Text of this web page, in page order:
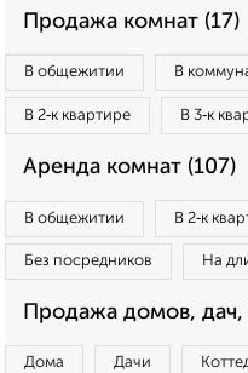
Продажа комнат (17)
В общежитии В
В 2‑к квартире В 3‑к
Аренда комнат (107)
В общежитии В 2‑к
Без посредников На
Продажа домов, дач,
Дома Дачи